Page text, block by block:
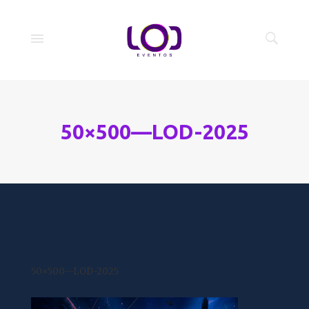
50×500—LOD-2025
50×500—LOD-2025